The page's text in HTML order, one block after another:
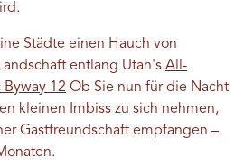
Städte einen Hauch von
entlang Utah's All-
Byway 12 Ob Sie nun für die Nacht
kleinen Imbiss zu sich nehmen,
Gastfreundschaft empfangen –